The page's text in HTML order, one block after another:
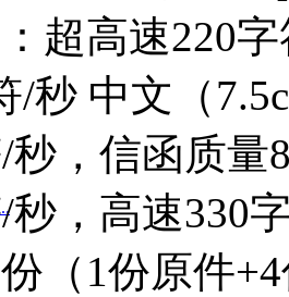
：超高速220
/秒 中文（
秒，信函质量
秒，高速330
（1份原件